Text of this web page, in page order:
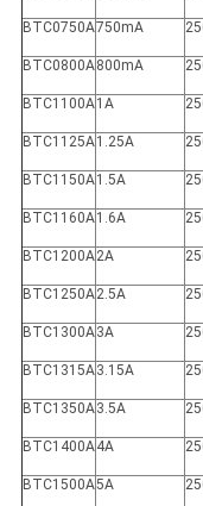
BTC0750A750mA
BTC0800A800mA
BTC1100A1A
BTC1125A1.25A
BTC1150A1.5A
BTC1160A1.6A
BTC1200A2A
BTC1250A2.5A
BTC1300A3A
BTC1315A3.15A
BTC1350A3.5A
BTC1400A4A
BTC1500A5A